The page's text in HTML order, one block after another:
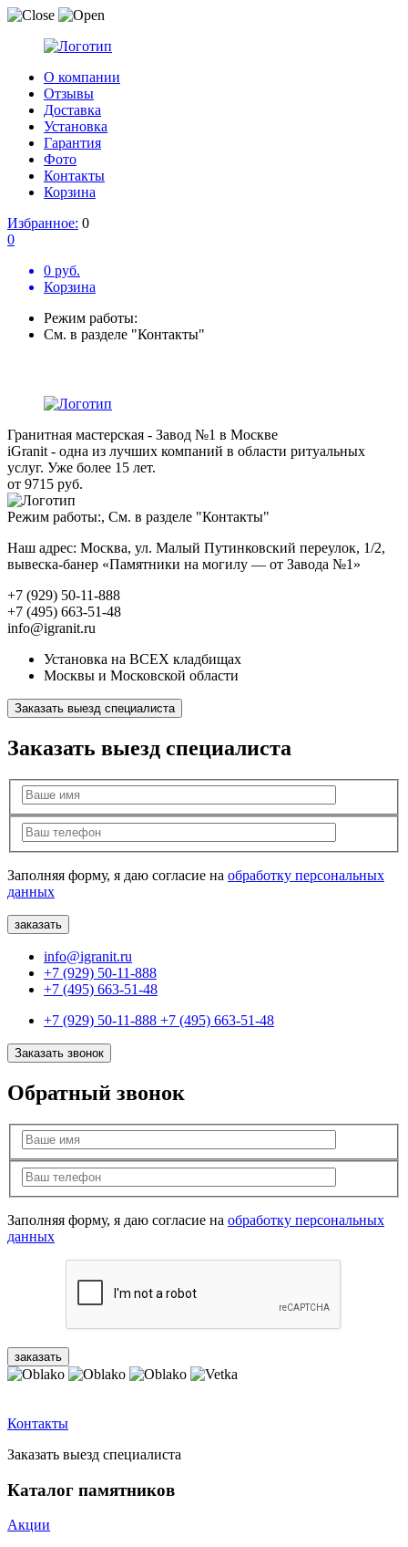
О компании
Отзывы
Доставка
Установка
Гарантия
Фото
Контакты
Корзина
Избранное: 0
0
0 руб.
Корзина
Режим работы:
См. в разделе "Контакты"
Гранитная мастерская - Завод №1 в Москве
iGranit - одна из лучших компаний в области ритуальных
услуг. Уже более 15 лет.
от 9715 руб.
Режим работы:, См. в разделе "Контакты"
Наш адрес: Москва, ул. Малый Путинковский переулок, 1/2,
вывеска-банер «Памятники на могилу — от Завода №1»
+7 (929) 50-11-888
+7 (495) 663-51-48
info@igranit.ru
Установка на ВСЕХ кладбищах
Москвы и Московской области
Заказать выезд специалиста
Заказать выезд специалиста
Заполняя форму, я даю согласие на обработку персональных
данных
info@igranit.ru
+7 (929) 50-11-888
+7 (495) 663-51-48
+7 (929) 50-11-888 +7 (495) 663-51-48
Заказать звонок
Обратный звонок
Заполняя форму, я даю согласие на обработку персональных
данных
Контакты
Заказать выезд специалиста
Каталог памятников
Акции